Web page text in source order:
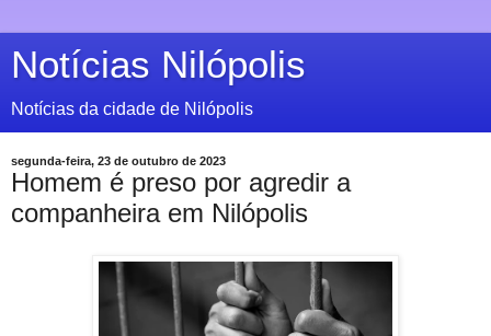
Notícias Nilópolis
Notícias da cidade de Nilópolis
segunda-feira, 23 de outubro de 2023
Homem é preso por agredir a
companheira em Nilópolis